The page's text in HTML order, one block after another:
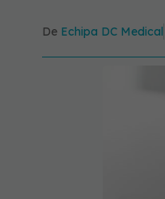
De Echipa DC Medical